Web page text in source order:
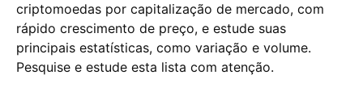
criptomoedas por capitalização de mercado, com
rápido crescimento de preço, e estude suas
principais estatísticas, como variação e volume.
Pesquise e estude esta lista com atenção.